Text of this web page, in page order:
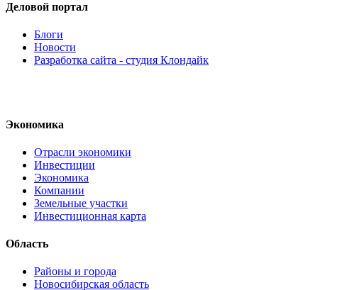
Деловой портал
Блоги
Новости
Разработка сайта - студия Клондайк
Экономика
Отрасли экономики
Инвестиции
Экономика
Компании
Земельные участки
Инвестиционная карта
Область
Районы и города
Новосибирская область